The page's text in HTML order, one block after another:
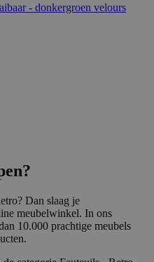
- donkergroen velours
Dan slaag je
meubelwinkel. In ons
10.000 prachtige meubels